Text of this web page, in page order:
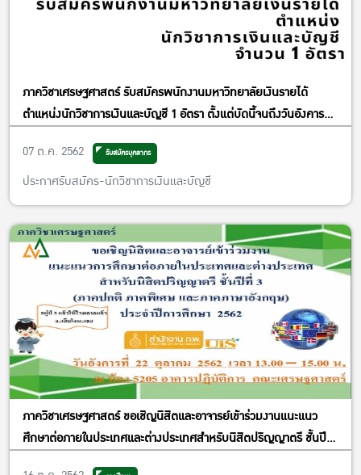
ภาควิชาเศรษฐศาสตร์ รับสมัครพนักงานมหาวิทยาลัยเงินรายได้
ตำแหน่งนักวิชาการเงินและบัญชี 1 อัตรา ตั้งแต่บัดนี้จนถึงวันอังคารที่
07 ต.ค. 2562 รับสมัครบุคลากร
ประกาศรับสมัคร-นักวิชาการเงินและบัญชี
ภาควิชาเศรษฐศาสตร์ ขอเชิญนิสิตและอาจารย์เข้าร่วมงานแนะแนว
ศึกษาต่อภายในประเทศและต่างประเทศสำหรับนิสิตปริญญาตรี ชั้นปีที่